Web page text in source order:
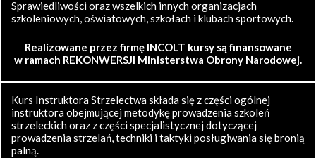
Sprawiedliwości oraz wszelkich innych organizacjach
szkoleniowych, oświatowych, szkołach i klubach sportowych.
Realizowane przez firmę INCOLT kursy są finansowane
w ramach REKONWERSJI Ministerstwa Obrony Narodowej.
Kurs Instruktora Strzelectwa składa się z części ogólnej
instruktora obejmującej metodykę prowadzenia szkoleń
strzeleckich oraz z części specjalistycznej dotyczącej
prowadzenia strzelań, techniki i taktyki posługiwania się bronią
palną.